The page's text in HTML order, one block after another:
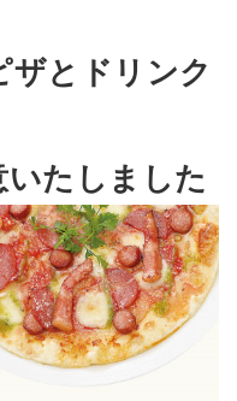
ザとドリンク
たしました